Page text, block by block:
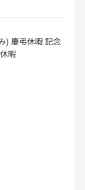
) 慶弔休暇 記念
暇